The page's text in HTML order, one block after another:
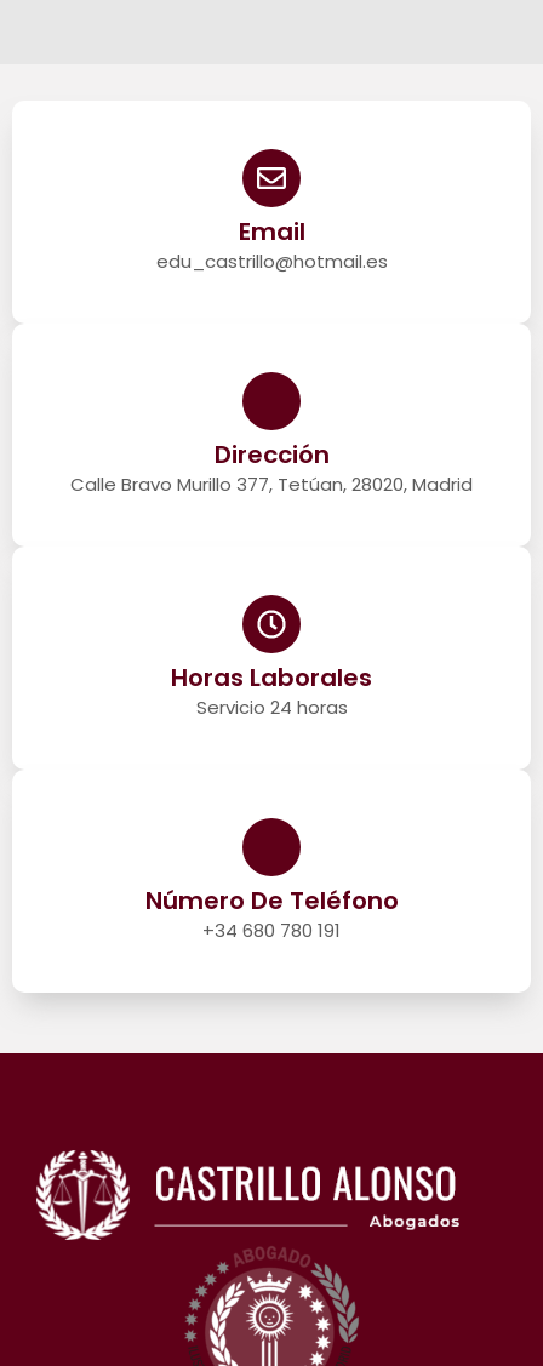
Email
edu_castrillo@hotmail.es
Dirección
Calle Bravo Murillo 377, Tetúan, 28020, Madrid
Horas Laborales
Servicio 24 horas
Número De Teléfono
+34 680 780 191